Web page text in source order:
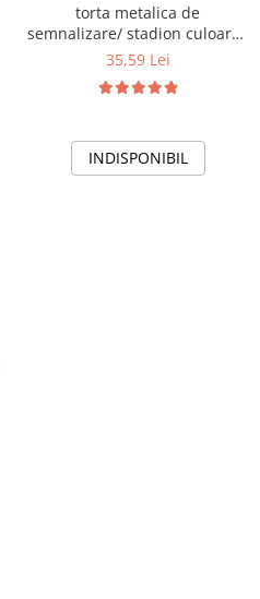
torta metalica de
semnalizare/ stadion culoarea
rosie 18 ani+
35,59 Lei
INDISPONIBIL